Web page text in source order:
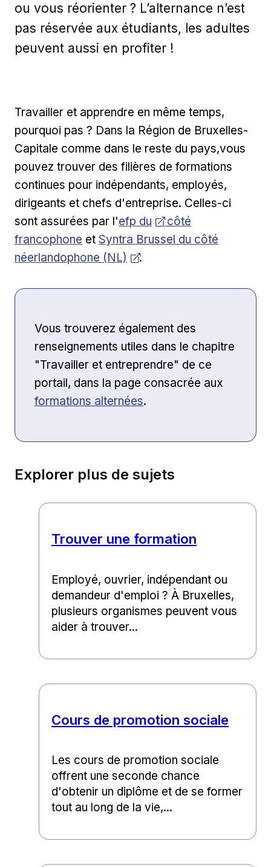
ou vous réorienter ? L’alternance n’est
pas réservée aux étudiants, les adultes
peuvent aussi en profiter !
Travailler et apprendre en même temps,
pourquoi pas ? Dans la Région de Bruxelles-
Capitale comme dans le reste du pays,vous
pouvez trouver des filières de formations
continues pour indépendants, employés,
dirigeants et chefs d'entreprise. Celles-ci
sont assurées par l'Lien externe
efp Ouvrir dans une
du Lien externe
côté
francophone et Ouvrir dans une nouvelle fenêtre
Syntra Brussel du côté
néerlandophone (NL)
.
Vous trouverez également des
renseignements utiles dans le chapitre
"Travailler et entreprendre" de ce
portail, dans la page consacrée aux
formations alternées.
Explorer plus de sujets
Trouver une formation
Employé, ouvrier, indépendant ou
demandeur d'emploi ? À Bruxelles,
plusieurs organismes peuvent vous
aider à trouver...
Cours de promotion sociale
Les cours de promotion sociale
offrent une seconde chance
d'obtenir un diplôme et de se former
tout au long de la vie,...